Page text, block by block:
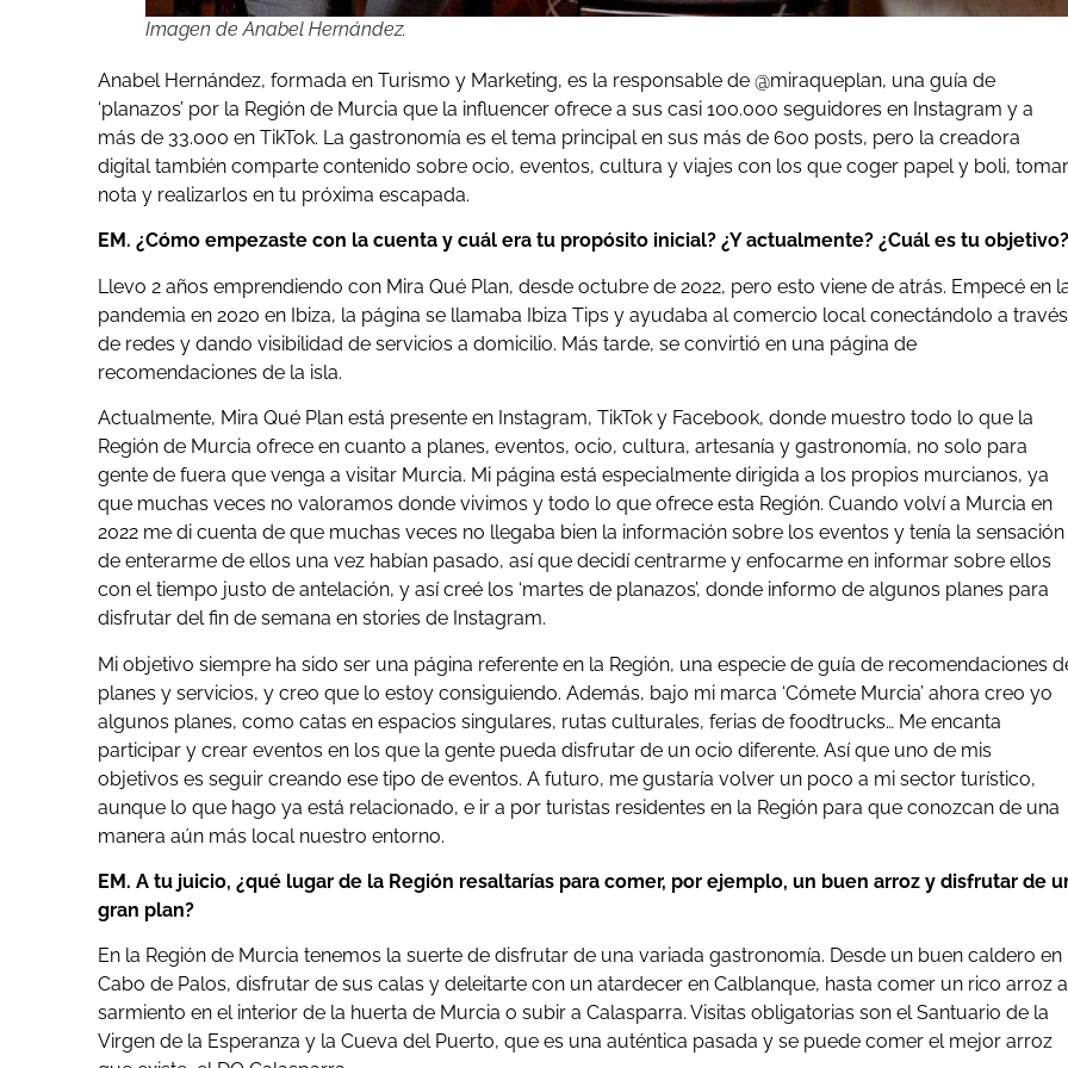
Imagen de Anabel Hernández.
Anabel Hernández, formada en Turismo y Marketing, es la responsable de @miraqueplan, una guía de
‘planazos’ por la Región de Murcia que la influencer ofrece a sus casi 100.000 seguidores en Instagram y a
más de 33.000 en TikTok. La gastronomía es el tema principal en sus más de 600 posts, pero la creadora
digital también comparte contenido sobre ocio, eventos, cultura y viajes con los que coger papel y boli, tomar
nota y realizarlos en tu próxima escapada.
EM. ¿Cómo empezaste con la cuenta y cuál era tu propósito inicial? ¿Y actualmente? ¿Cuál es tu objetivo?
Llevo 2 años emprendiendo con Mira Qué Plan, desde octubre de 2022, pero esto viene de atrás. Empecé en
pandemia en 2020 en Ibiza, la página se llamaba Ibiza Tips y ayudaba al comercio local conectándolo a través
de redes y dando visibilidad de servicios a domicilio. Más tarde, se convirtió en una página de
recomendaciones de la isla.
Actualmente, Mira Qué Plan está presente en Instagram, TikTok y Facebook, donde muestro todo lo que la
Región de Murcia ofrece en cuanto a planes, eventos, ocio, cultura, artesanía y gastronomía, no solo para
gente de fuera que venga a visitar Murcia. Mi página está especialmente dirigida a los propios murcianos, ya
que muchas veces no valoramos donde vivimos y todo lo que ofrece esta Región. Cuando volví a Murcia en
2022 me di cuenta de que muchas veces no llegaba bien la información sobre los eventos y tenía la sensación
de enterarme de ellos una vez habían pasado, así que decidí centrarme y enfocarme en informar sobre ellos
con el tiempo justo de antelación, y así creé los ‘martes de planazos’, donde informo de algunos planes para
disfrutar del fin de semana en stories de Instagram.
Mi objetivo siempre ha sido ser una página referente en la Región, una especie de guía de recomendaciones
planes y servicios, y creo que lo estoy consiguiendo. Además, bajo mi marca ‘Cómete Murcia’ ahora creo yo
algunos planes, como catas en espacios singulares, rutas culturales, ferias de foodtrucks… Me encanta
participar y crear eventos en los que la gente pueda disfrutar de un ocio diferente. Así que uno de mis
objetivos es seguir creando ese tipo de eventos. A futuro, me gustaría volver un poco a mi sector turístico,
aunque lo que hago ya está relacionado, e ir a por turistas residentes en la Región para que conozcan de una
manera aún más local nuestro entorno.
EM. A tu juicio, ¿qué lugar de la Región resaltarías para comer, por ejemplo, un buen arroz y disfrutar de
gran plan?
En la Región de Murcia tenemos la suerte de disfrutar de una variada gastronomía. Desde un buen caldero en
Cabo de Palos, disfrutar de sus calas y deleitarte con un atardecer en Calblanque, hasta comer un rico arroz
sarmiento en el interior de la huerta de Murcia o subir a Calasparra. Visitas obligatorias son el Santuario de la
Virgen de la Esperanza y la Cueva del Puerto, que es una auténtica pasada y se puede comer el mejor arroz